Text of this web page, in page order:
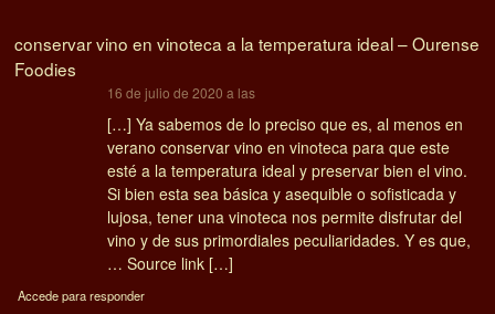
conservar vino en vinoteca a la temperatura ideal – Ourense
Foodies
16 de julio de 2020 a las
[…] Ya sabemos de lo preciso que es, al menos en
verano conservar vino en vinoteca para que este
esté a la temperatura ideal y preservar bien el vino.
Si bien esta sea básica y asequible o sofisticada y
lujosa, tener una vinoteca nos permite disfrutar del
vino y de sus primordiales peculiaridades. Y es que,
… Source link […]
Accede para responder